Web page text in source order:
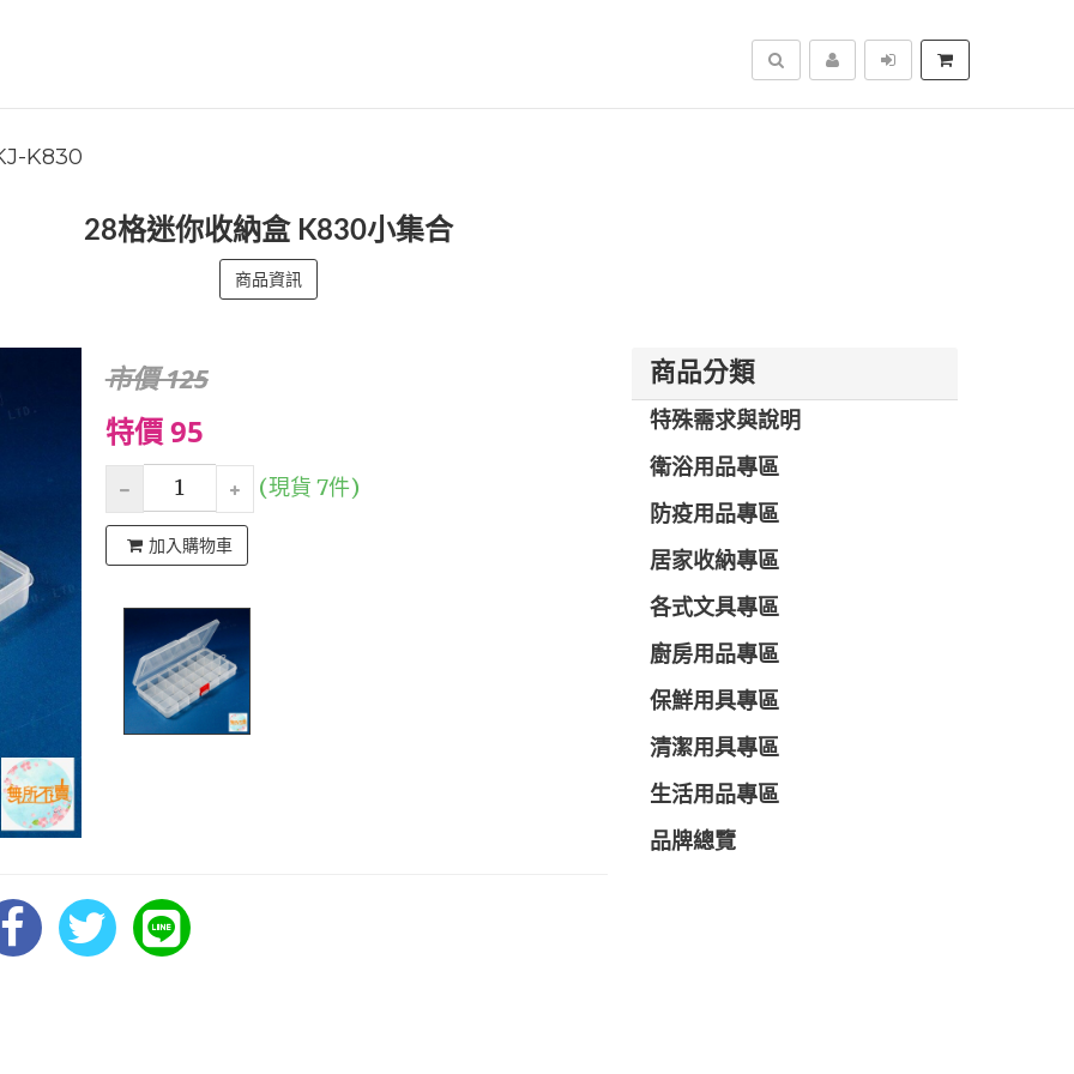
搜尋
K830
28格迷你收納盒 K830小集合
商品資訊
市價 125
特價 95
(現貨 7件)
加入購物車
商品分類
特殊需求與說明
衛浴用品專區
防疫用品專區
居家收納專區
各式文具專區
廚房用品專區
保鮮用具專區
清潔用具專區
生活用品專區
品牌總覽